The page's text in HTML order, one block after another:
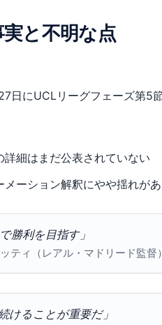
と不明な点
日にUCLリーグフェーズ第5
詳細はまだ公表されていない
メーション解釈にやや揺れが
勝利を目指す」
ティ（レアル・マドリード監
けることが重要だ」